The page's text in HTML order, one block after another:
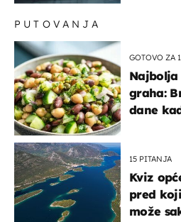
PUTOVANJA
GOTOVO ZA
graha:
dane
15 PITANJA
Kviz
pred
može